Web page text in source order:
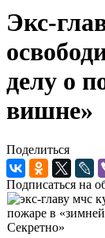
Экс-
делу о
вишне»
Поделиться
Подписаться на